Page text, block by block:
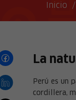
Inicio /
La
Perú es un
cordillera,